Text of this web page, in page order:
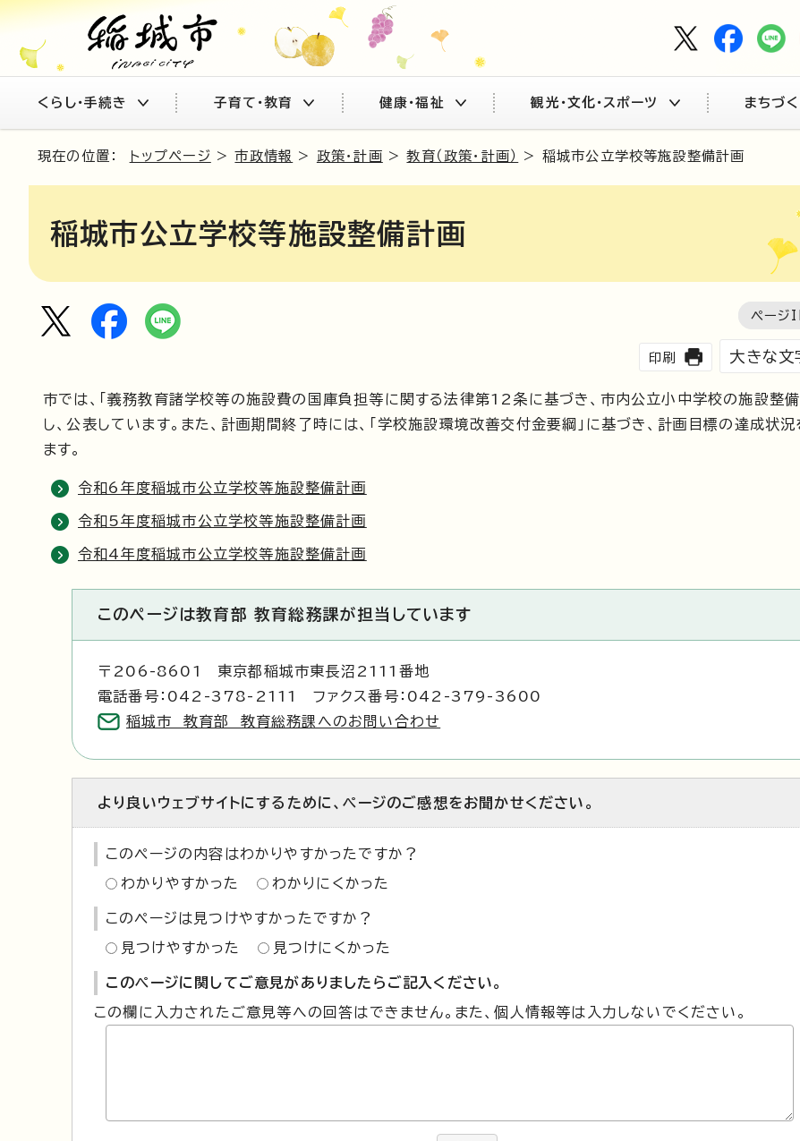
くらし・手続き 子育て・教育 健康・福祉 観光・文化・スポーツ まちづく
現在の位置： トップページ >市政情報 > 政策・計画 >教育（政策・計画） > 稲城市公立学校等施設整備計画
稲城市公立学校等施設整備計画
ページ
印刷 大きな文
市では、「義務教育諸学校等の施設費の国庫負担等に関する法律第12条に基づき、市内公立小中学校の施設整
し、公表しています。また、計画期間終了時には、「学校施設環境改善交付金要綱」に基づき、計画目標の達成状
ます。
令和6年度稲城市公立学校等施設整備計画
令和5年度稲城市公立学校等施設整備計画
令和4年度稲城市公立学校等施設整備計画
このページは教育部 教育総務課が担当しています
〒206-8601 東京都稲城市東長沼2111番地
電話番号：042-378-2111 ファクス番号：042-379-3600
稲城市 教育部 教育総務課へのお問い合わせ
より良いウェブサイトにするために、ページのご感想をお聞かせください。
このページの内容はわかりやすかったですか？
わかりやすかった わかりにくかった
このページは見つけやすかったですか？
見つけやすかった 見つけにくかった
このページに関してご意見がありましたらご記入ください。
この欄に入力されたご意見等への回答はできません。また、個人情報等は入力しないでください。